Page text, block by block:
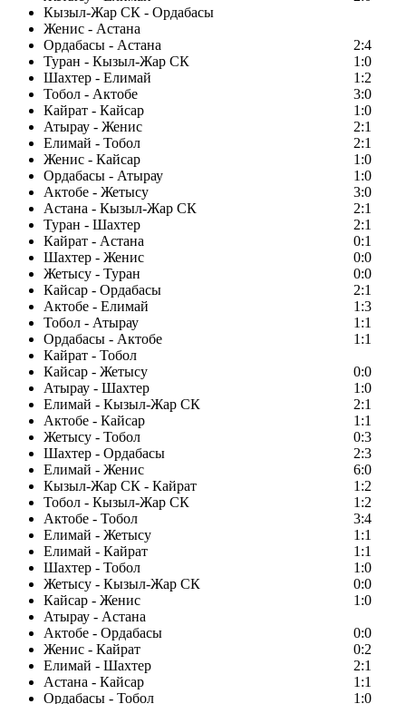
Кызыл-Жар СК - Ордабасы
Женис - Астана
Ордабасы - Астана
2:4
Туран - Кызыл-Жар СК
1:0
Шахтер - Елимай
1:2
Тобол - Актобе
3:0
Кайрат - Кайсар
1:0
Атырау - Женис
2:1
Елимай - Тобол
2:1
Женис - Кайсар
1:0
Ордабасы - Атырау
1:0
Актобе - Жетысу
3:0
Астана - Кызыл-Жар СК
2:1
Туран - Шахтер
2:1
Кайрат - Астана
0:1
Шахтер - Женис
0:0
Жетысу - Туран
0:0
Кайсар - Ордабасы
2:1
Актобе - Елимай
1:3
Тобол - Атырау
1:1
Ордабасы - Актобе
1:1
Кайрат - Тобол
Кайсар - Жетысу
0:0
Атырау - Шахтер
1:0
Елимай - Кызыл-Жар СК
2:1
Актобе - Кайсар
1:1
Жетысу - Тобол
0:3
Шахтер - Ордабасы
2:3
Елимай - Женис
6:0
Кызыл-Жар СК - Кайрат
1:2
Тобол - Кызыл-Жар СК
1:2
Актобе - Тобол
3:4
Елимай - Жетысу
1:1
Елимай - Кайрат
1:1
Шахтер - Тобол
1:0
Жетысу - Кызыл-Жар СК
0:0
Кайсар - Женис
1:0
Атырау - Астана
Актобе - Ордабасы
0:0
Женис - Кайрат
0:2
Елимай - Шахтер
2:1
Астана - Кайсар
1:1
Ордабасы - Тобол
1:0